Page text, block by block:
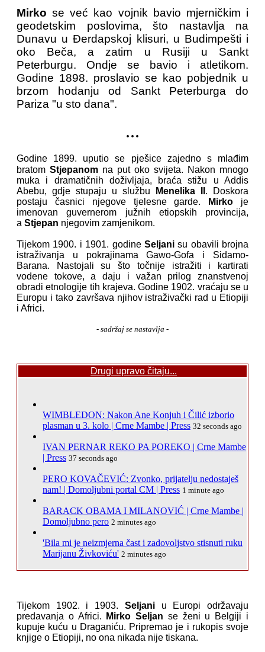
Mirko se već kao vojnik bavio mjerničkim i
geodetskim poslovima, što nastavlja na
Dunavu u Đerdapskoj klisuri, u Budimpešti i
oko Beča, a zatim u Rusiji u Sankt
Peterburgu. Ondje se bavio i atletikom.
Godine 1898. proslavio se kao pobjednik u
brzom hodanju od Sankt Peterburga do
Pariza "u sto dana".
...
Godine 1899. uputio se pješice zajedno s mlađim
bratom Stjepanom na put oko svijeta. Nakon mnogo
muka i dramatičnih doživljaja, braća stižu u Addis
Abebu, gdje stupaju u službu
Menelika II . Doskora
postaju časnici njegove tjelesne garde.
Mirko je
imenovan guvernerom južnih etiopskih provincija,
a Stjepan njegovim zamjenikom.
Tijekom 1900. i 1901. godine Seljanisu obavili brojna
istraživanja u pokrajinama Gawo-Gofa i Sidamo-
Barana. Nastojali su što točnije istražiti i kartirati
vodene tokove, a daju i važan prilog znanstvenoj
obradi etnologije tih krajeva. Godine 1902. vraćaju se u
Europu i tako završava njihov istraživački rad u Etiopiji
i Africi.
- sadržaj se nastavlja -
Drugi upravo čitaju...
WIMBLEDON: Nakon Ane Konjuh i Čilić izborio
plasman u 3. kolo | Crne Mambe | Press 32 seconds ago
IVAN PERNAR REKO PA POREKO | Crne Mambe
| Press 37 seconds ago
PERO KOVAČEVIĆ: Zvonko, prijatelju nedostaješ
nam! | Domoljubni portal CM | Press 1 minute ago
BARACK OBAMA I MILANOVIĆ | Crne Mambe |
Domoljubno pero 2 minutes ago
'Bila mi je neizmjerna čast i zadovoljstvo stisnuti ruku
Marijanu Živkoviću' 2 minutes ago
Tijekom 1902. i 1903. Seljaniu Europi održavaju
predavanja o Africi.
Mirko Seljan se ženi u Belgiji i
kupuje kuću u Draganiću. Pripremao je i rukopis svoje
knjige o Etiopiji, no ona nikada nije tiskana.